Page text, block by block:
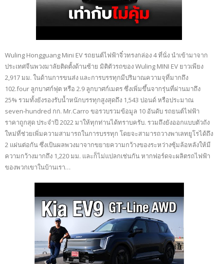
Wuling Hongguang Mini EV รถยนต์ไฟฟ้าจิ๋วทรงกล่อง 4 ที่นั่ง นำเข้ามาจาก
ประเทศจีนพวงมาลัยติดตั้งด้านซ้าย มิติตัวรถของ Wuling MINI EV ยาวเพียง
2,917 มม. ในด้านการขนส่ง และการบรรทุกมีปริมาณความจุที่มากถึง
102.four ลูกบาศก์ฟุต หรือ 2.9 ลูกบาศก์เมตร ซึ่งเพิ่มขึ้นจากรุ่นที่ผ่านมาถึง
25% รวมทั้งยังรองรับน้ำหนักบรรทุกสูงสุดถึง 1,543 ปอนด์ หรือประมาณ
seven-hundred กก. Mr.Carro ขอรวบรวมข้อมูล 10 อันดับ รถยนต์ไฟฟ้า
ราคาถูกสุด ประจำปี 2022 มาให้ทุกท่านได้ทราบครับ. รวมถึงยังออกแบบตัวถัง
ใหม่ที่ช่วยเพิ่มความสามารถในการบรรทุก โดยจะสามารถวางพาเลทยูโรได้ถึง
2 แผ่นต่อกัน ซึ่งเป้นผลพวงมาจากขยายความกว้างของระหว่างซุ้มล้อหลังให้มี
ความกว้างมากถึง 1,220 มม. และก็ไม่แปลกเช่นกัน หากฟอร์ดจะผลิตรถไฟฟ้า
ของพวกเขาในบ้านเรา…